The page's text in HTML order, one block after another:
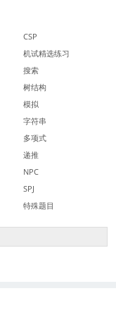
CSP
机试精选练习
搜索
树结构
模拟
字符串
多项式
递推
NPC
SPJ
特殊题目